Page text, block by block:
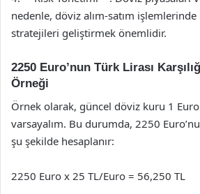
nedenle, döviz alım-satım
stratejileri geliştirmek önemlidir.
2250 Euro’nun Türk Lirası
Örneği
Örnek olarak, güncel döviz kuru 1
varsayalım. Bu durumda, 2250
şu şekilde hesaplanır:
2250 Euro x 25 TL/Euro = 56,250 TL